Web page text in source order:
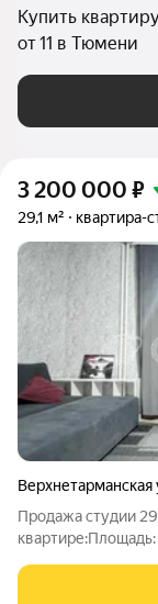
Купить
от 11 в Тюмени
3 200 000 ₽
29,1 м² квартира-
Верхнетарманская
Продажа студии 29,1 м 1/16 эт. С
квартире:Площадь:
(двухкамерный